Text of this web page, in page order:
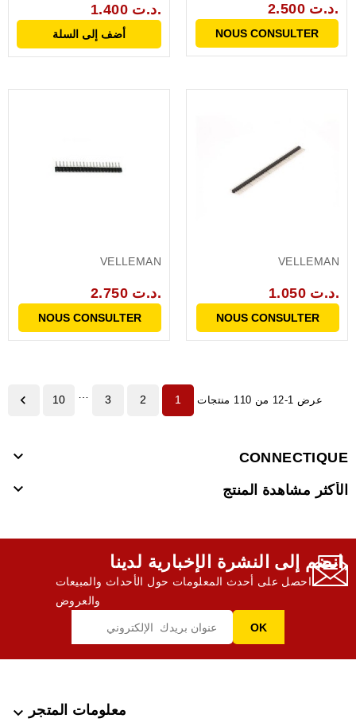
1.400 د.ت.
أضف إلى السلة
2.500 د.ت.
NOUS CONSULTER
VELLEMAN
2.750 د.ت.
NOUS CONSULTER
VELLEMAN
1.050 د.ت.
NOUS CONSULTER
عرض 1-12 من 110 منتجات 1
2
3
10

CONNECTIQUE

الأكثر مشاهدة المنتج 
انضم إلى النشرة الإخبارية لدينا,
احصل على أحدث المعلومات حول الأحداث والمبيعات
والعروض
معلومات المتجر 